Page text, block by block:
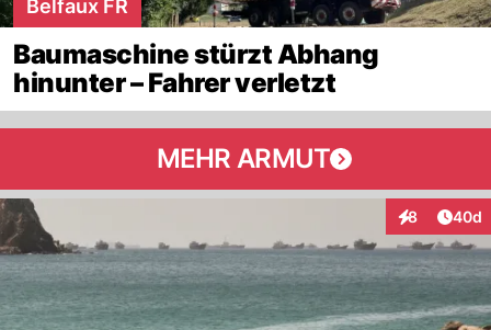
Belfaux FR
Baumaschine stürzt Abhang
hinunter – Fahrer verletzt
MEHR ARMUT
8
Interaktionen
40d